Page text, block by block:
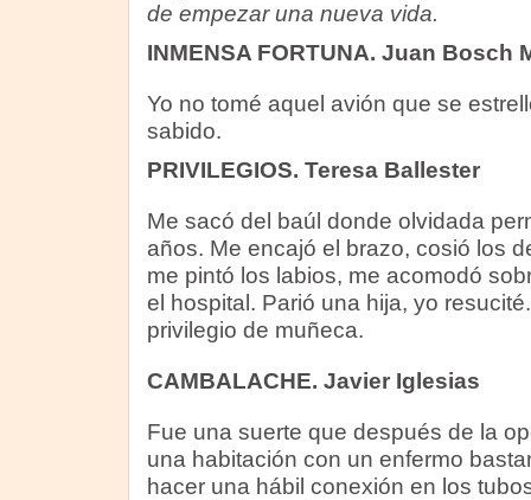
de empezar una nueva vida.
INMENSA FORTUNA. Juan Bosch
Yo no tomé aquel avión que se
sabido.
PRIVILEGIOS. Teresa Ballester
Me sacó del baúl donde olvidada
años. Me encajó el brazo, cosió los
me pintó los labios, me acomodó
el hospital. Parió una hija, yo
privilegio de muñeca.
CAMBALACHE. Javier Iglesias
Fue una suerte que después de la
una habitación con un enfermo
hacer una hábil conexión en los